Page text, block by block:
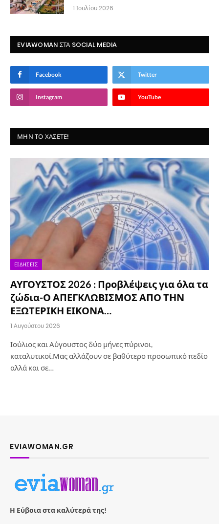
1 Ιουλίου 2026
EVIAWOMAN ΣΤΑ SOCIAL MEDIA
Facebook Twitter
Instagram YouTube
ΜΗΝ ΤΟ ΧΆΣΕΤΕ!
ΕΙΔΉΣΕΙΣ
ΑΥΓΟΥΣΤΟΣ 2026 : Προβλέψεις για όλα τα
ζώδια-Ο ΑΠΕΓΚΛΩΒΙΣΜΟΣ ΑΠΟ ΤΗΝ
ΕΞΩΤΕΡΙΚΗ ΕΙΚΟΝΑ…
1 Αυγούστου 2026
Ιούλιος και Αύγουστος δύο μήνες πύρινοι,
καταλυτικοί.Μας αλλάζουν σε βαθύτερο προσωπικό πεδίο
αλλά και σε…
EVIAWOMAN.GR
Η Εύβοια στα καλύτερά της!